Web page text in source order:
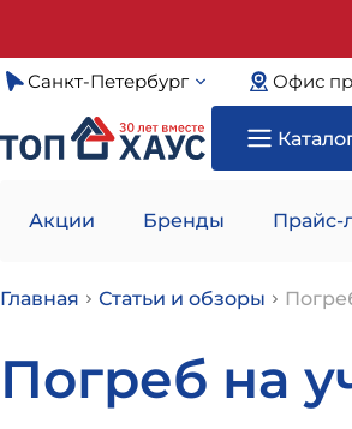
Санкт-Петербург Офис
Акции Бренды Прайс-
Главная Статьи и обзоры
Погреб на